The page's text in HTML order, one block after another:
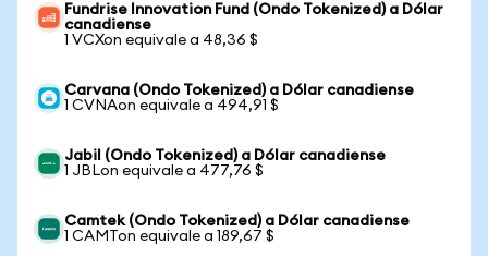
Fundrise Innovation Fund (Ondo Tokenized) a Dólar
canadiense
1 VCXon equivale a 48,36 $
Carvana (Ondo Tokenized) a Dólar canadiense
1 CVNAon equivale a 494,91 $
Jabil (Ondo Tokenized) a Dólar canadiense
1 JBLon equivale a 477,76 $
Camtek (Ondo Tokenized) a Dólar canadiense
1 CAMTon equivale a 189,67 $